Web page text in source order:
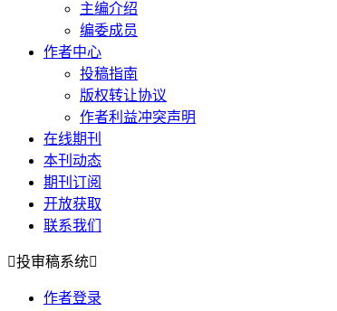
主编介绍
编委成员
作者中心
投稿指南
版权转让协议
作者利益冲突声明
在线期刊
本刊动态
期刊订阅
开放获取
联系我们
投审稿系统
作者登录